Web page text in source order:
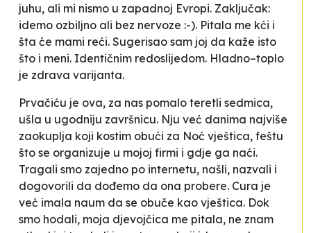
juhu, ali mi nismo u zapadnoj Evropi. Zaključak:
idemo ozbiljno ali bez nervoze :-). Pitala me kći i
šta će mami reći. Sugerisao sam joj da kaže isto
što i meni. Identičnim redoslijedom. Hladno–toplo
je zdrava varijanta.
Prvačiću je ova, za nas pomalo teretli sedmica,
ušla u ugodniju završnicu. Nju već danima najviše
zaokuplja koji kostim obući za Noć vještica, feštu
što se organizuje u mojoj firmi i gdje ga naći.
Tragali smo zajedno po internetu, našli, nazvali i
dogovorili da dođemo da ona probere. Cura je
već imala naum da se obuče kao vještica. Dok
smo hodali, moja djevojčica me pitala, ne znam